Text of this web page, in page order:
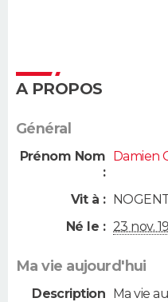
A PROPOS
Général
Prénom Nom
:
Damien
Vit à :
Né le : 23 nov.
Ma vie aujourd'hui
Description Ma vie